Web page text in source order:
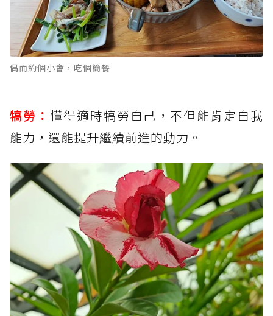
偶而約個小會，吃個簡餐
犒勞： 懂得適時犒勞自己，不但能肯定自我
能力，還能提升繼續前進的動力。